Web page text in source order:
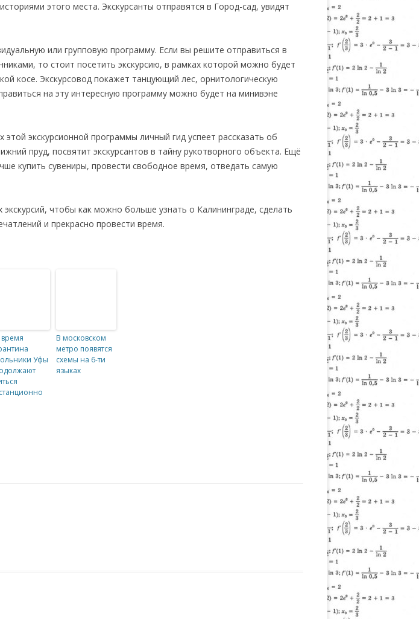
этого места. Экскурсанты отправятся в Город-сад, увидят
или групповую программу. Если вы решите отправиться в
то стоит посетить экскурсию, в рамках которой можно будет
косе. Экскурсовод покажет танцующий лес, орнитологическую
на эту интересную программу можно будет на минивэне
экскурсионной программы личный гид успеет рассказать об
пруд, посвятит экскурсантов в тайну рукотворного объекта. Ещё
купить сувениры, провести свободное время, отведать самую
чтобы как можно больше узнать о Калининграде, сделать
и прекрасно провести время.
Уфы
В московском
метро появятся
схемы на 6-ти
языках